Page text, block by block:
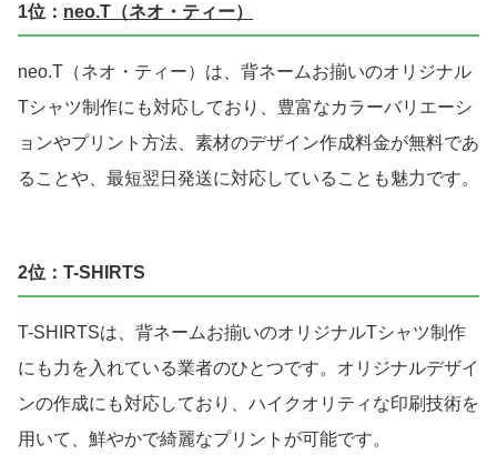
1位： neo.T（ネオ・ティー）
neo.T（ネオ・ティー）は、背ネームお揃いのオリジナル
Tシャツ制作にも対応しており、豊富なカラーバリエーシ
ョンやプリント方法、素材のデザイン作成料金が無料であ
ることや、最短翌日発送に対応していることも魅力です。
2位：T-SHIRTS
T-SHIRTSは、背ネームお揃いのオリジナルTシャツ制作
にも力を入れている業者のひとつです。オリジナルデザイ
ンの作成にも対応しており、ハイクオリティな印刷技術を
用いて、鮮やかで綺麗なプリントが可能です。